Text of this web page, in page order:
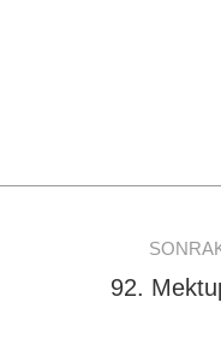
92.